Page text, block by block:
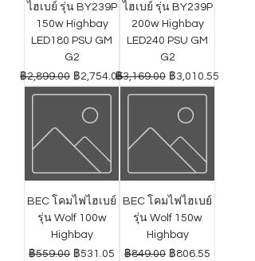
ไฮเบย์ รุ่น BY239P
150w Highbay
LED180 PSU GM
G2
ราคาปกติ
฿2,899.00 ราคาขายลด
฿2,754.05
ไฮเบย์ รุ่น BY239P
200w Highbay
LED240 PSU GM
G2
ราคาปกติ
฿3,169.00 ราคาขายลด
฿3,010.55
BEC โคมไฟไฮเบย์
รุ่น Wolf 100w
Highbay
ราคาปกติ
฿559.00 ราคาขายลด
฿531.05
BEC โคมไฟไฮเบย์
รุ่น Wolf 150w
Highbay
ราคาปกติ
฿849.00 ราคาขายลด
฿806.55